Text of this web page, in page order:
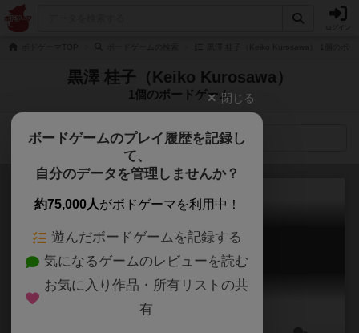
黒澤 桂子（Keiko Kurosawa）
1個のボードゲーム
検索メニュー
どあTOぱにっく
door TO panick
閉じる
ボードゲームのプレイ履歴を記録し
て、
自分のデータを管理しませんか？
約75,000人がボドゲーマを利用中！
遊んだボードゲームを記録する
気になるゲームのレビューを読む
お気に入り作品・所有リストの共
有